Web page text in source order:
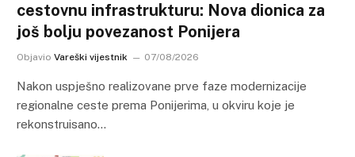
cestovnu infrastrukturu: Nova dionica za
još bolju povezanost Ponijera
Objavio Vareški vijestnik 07/08/2026
Nakon uspješno realizovane prve faze modernizacije
regionalne ceste prema Ponijerima, u okviru koje je
rekonstruisano…